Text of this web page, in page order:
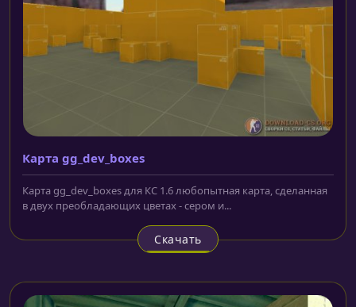
Карта gg_dev_boxes
Карта gg_dev_boxes для КС 1.6 любопытная карта, сделанная
в двух преобладающих цветах - сером и...
Скачать